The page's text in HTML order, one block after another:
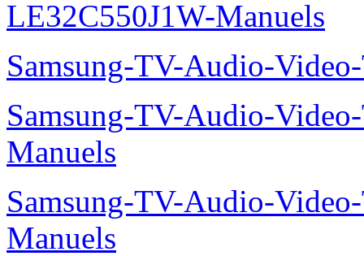
LE32C550J1W-Manuels
Samsung-TV-Audio-
Samsung-TV-Audio-
Manuels
Samsung-TV-Audio-
Manuels